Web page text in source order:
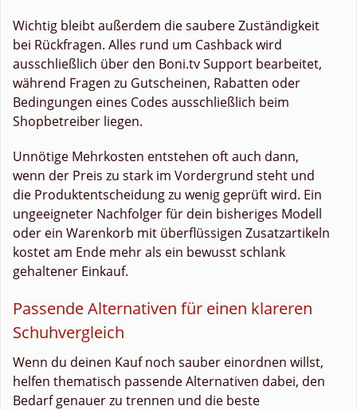
Wichtig bleibt außerdem die saubere Zuständigkeit
bei Rückfragen. Alles rund um Cashback wird
ausschließlich über den Boni.tv Support bearbeitet,
während Fragen zu Gutscheinen, Rabatten oder
Bedingungen eines Codes ausschließlich beim
Shopbetreiber liegen.
Unnötige Mehrkosten entstehen oft auch dann,
wenn der Preis zu stark im Vordergrund steht und
die Produktentscheidung zu wenig geprüft wird. Ein
ungeeigneter Nachfolger für dein bisheriges Modell
oder ein Warenkorb mit überflüssigen Zusatzartikeln
kostet am Ende mehr als ein bewusst schlank
gehaltener Einkauf.
Passende Alternativen für einen klareren
Schuhvergleich
Wenn du deinen Kauf noch sauber einordnen willst,
helfen thematisch passende Alternativen dabei, den
Bedarf genauer zu trennen und die beste